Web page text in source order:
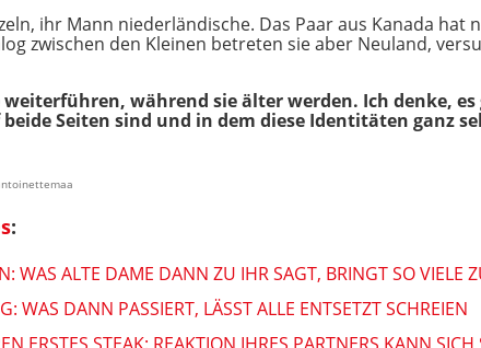
ihr Mann niederländische. Das Paar aus Kanada hat
zwischen den Kleinen betreten sie aber Neuland,
weiterführen, während sie älter werden. Ich denke,
Seiten sind und in dem diese Identitäten ganz
:
WAS ALTE DAME DANN ZU IHR SAGT, BRINGT SO VIELE
WAS DANN PASSIERT, LÄSST ALLE ENTSETZT SCHREIEN
ERSTES STEAK: REAKTION IHRES PARTNERS KANN SICH